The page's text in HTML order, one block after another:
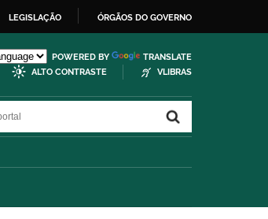
LEGISLAÇÃO ÓRGÃOS DO GOVERNO
POWERED BY
TRANSLATE
ALTO CONTRASTE
VLIBRAS